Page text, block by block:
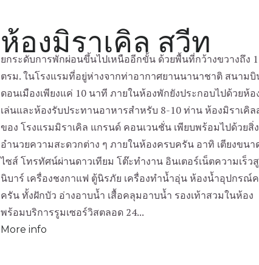
ห้องมิราเคิล สวีท
ยกระดับการพักผ่อนขึ้นไปเหนืออีกขั้น ด้วยพื้นที่กว้างขวางถึง
ตรม. ในโรงแรมที่อยู่ห่างจากท่าอากาศยานนานาชาติ สนามบิ
ดอนเมืองเพียงแค่ 10 นาที ภายในห้องพักยังประกอบไปด้วยห้อ
เล่นและห้องรับประทานอาหารสำหรับ 8-10 ท่าน ห้องมิราเคิล
ของ โรงแรมมิราเคิล แกรนด์ คอนเวนชั่น เพียบพร้อมไปด้วยสิ่ง
อำนวยความสะดวกต่าง ๆ ภายในห้องครบครัน อาทิ เตียงขนา
ไซส์ โทรทัศน์ผ่านดาวเทียม โต๊ะทำงาน อินเตอร์เน็ตความเร็ว
นิบาร์ เครื่องชงกาแฟ ตู้นิรภัย เครื่องทำน้ำอุ่น ห้องน้ำอุปกรณ์
ครัน ทั้งฝักบัว อ่างอาบน้ำ เสื้อคลุมอาบน้ำ รองเท้าสวมในห้อง
พร้อมบริการรูมเซอร์วิสตลอด 24...
More info